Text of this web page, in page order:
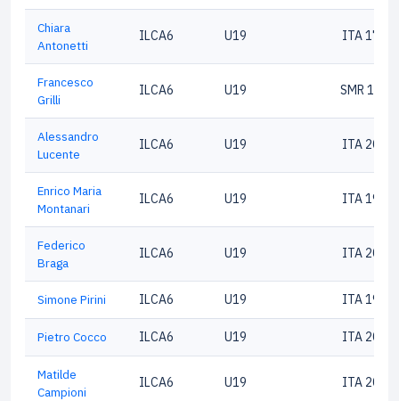
Chiara
Antonetti
ILCA6 U19 ITA
Francesco
Grilli
ILCA6 U19 SMR
Alessandro
Lucente
ILCA6 U19 ITA
Enrico Maria
Montanari
ILCA6 U19 ITA
Federico
Braga
ILCA6 U19 ITA
Simone Pirini ILCA6 U19 ITA
Pietro Cocco ILCA6 U19 ITA
Matilde
Campioni
ILCA6 U19 ITA